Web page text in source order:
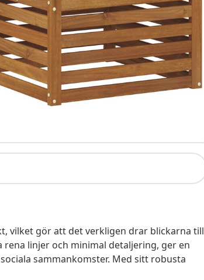
vilket gör att det verkligen drar blickarna till
linjer och minimal detaljering, ger en
sammankomster. Med sitt robusta